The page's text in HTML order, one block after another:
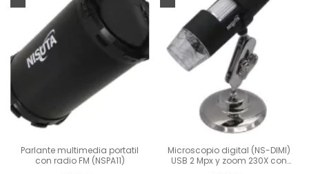
Parlante multimedia portatil
con radio FM (NSPA11)
Microscopio digital (NS-DIMI)
USB 2 Mpx y zoom 230X con